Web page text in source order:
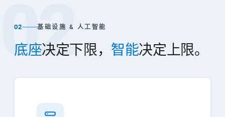
02
02 基础设施 & 人工智能
底座决定下限， 智能决定上限。